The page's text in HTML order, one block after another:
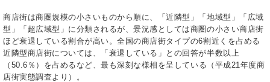
商店街は商圏規模の小さいものから順に、「近隣型」「地域型」「広域
型」「超広域型」に分類されるが、景況感としては商圏の小さい商店街
ほど衰退している割合が高い。全国の商店街タイプの6割近くを占める
近隣型商店街については、「衰退している」との回答が半数以上
（50.6％）を占めるなど、最も深刻な様相を呈している（平成21年度商
店街実態調査より）。